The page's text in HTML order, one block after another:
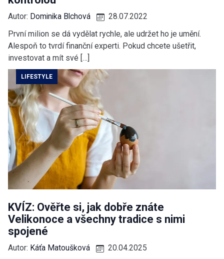
Autor: Dominika Blchová
28.07.2022
První milion se dá vydělat rychle, ale udržet ho je umění.
Alespoň to tvrdí finanční experti. Pokud chcete ušetřit,
investovat a mít své […]
LIFESTYLE
KVÍZ: Ověřte si, jak dobře znáte
Velikonoce a všechny tradice s nimi
spojené
Autor: Káťa Matoušková
20.04.2025